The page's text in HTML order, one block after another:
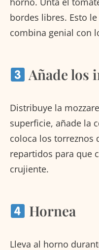
bordes libres. Esto
combina genial con
Añade los
Distribuye la
superficie, añade la
coloca los torreznos
repartidos para que
crujiente.
Hornea
Lleva al horno